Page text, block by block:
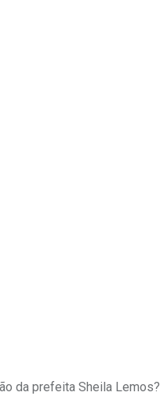
da prefeita Sheila Lemos?